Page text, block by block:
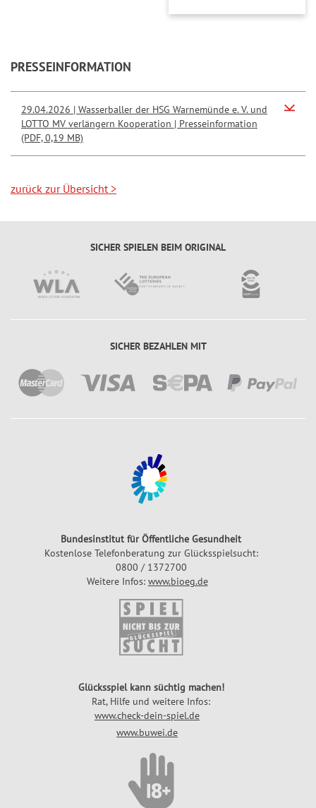
PRESSEINFORMATION
29.04.2026 | Wasserballer der HSG Warnemünde e. V. und
LOTTO MV verlängern Kooperation | Presseinformation
(PDF, 0,19 MB)
zurück zur Übersicht >
SICHER SPIELEN BEIM ORIGINAL
SICHER BEZAHLEN MIT
Bundesinstitut für Öffentliche Gesundheit
Kostenlose Telefonberatung zur Glücksspielsucht:
0800 / 1372700
Weitere Infos: www.bioeg.de
Glücksspiel kann süchtig machen!
Rat, Hilfe und weitere Infos:
www.check-dein-spiel.de
www.buwei.de